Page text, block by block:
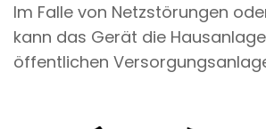
Im Falle von Netzstörungen
kann das Gerät die
öffentlichen